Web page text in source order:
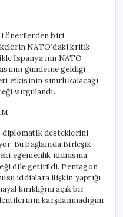
önerilerden biri,
NATO’daki kritik
İspanya’nın NATO
gündeme geldiği
etkisinin sınırlı kalacağı
vurgulandı.
diplomatik desteklerini
Bu bağlamda Birleşik
egemenlik iddiasına
dile getirildi. Pentagon
iddialara ilişkin yaptığı
kırıklığını açık bir
karşılanmadığını